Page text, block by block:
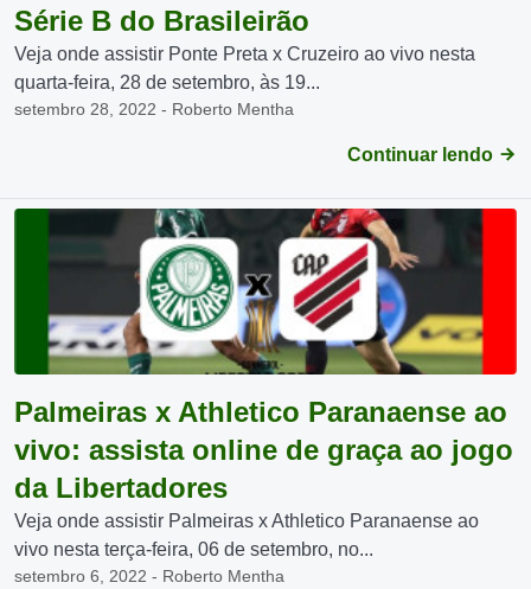
Série B do Brasileirão
Veja onde assistir Ponte Preta x Cruzeiro ao vivo nesta
quarta-feira, 28 de setembro, às 19...
setembro 28, 2022 - Roberto Mentha
Continuar lendo
Palmeiras x Athletico Paranaense ao
vivo: assista online de graça ao jogo
da Libertadores
Veja onde assistir Palmeiras x Athletico Paranaense ao
vivo nesta terça-feira, 06 de setembro, no...
setembro 6, 2022 - Roberto Mentha